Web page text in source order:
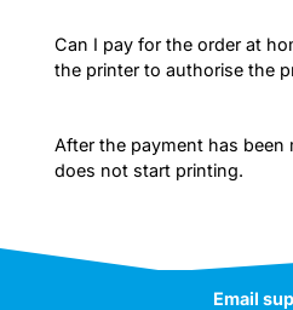
Can I pay for the order at
the printer to authorise the
After the payment has been
does not start printing.
Email